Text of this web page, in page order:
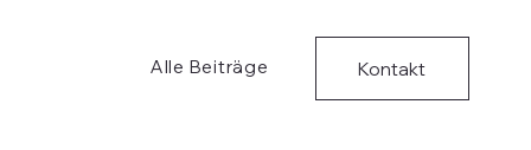
Alle Beiträge Kontakt